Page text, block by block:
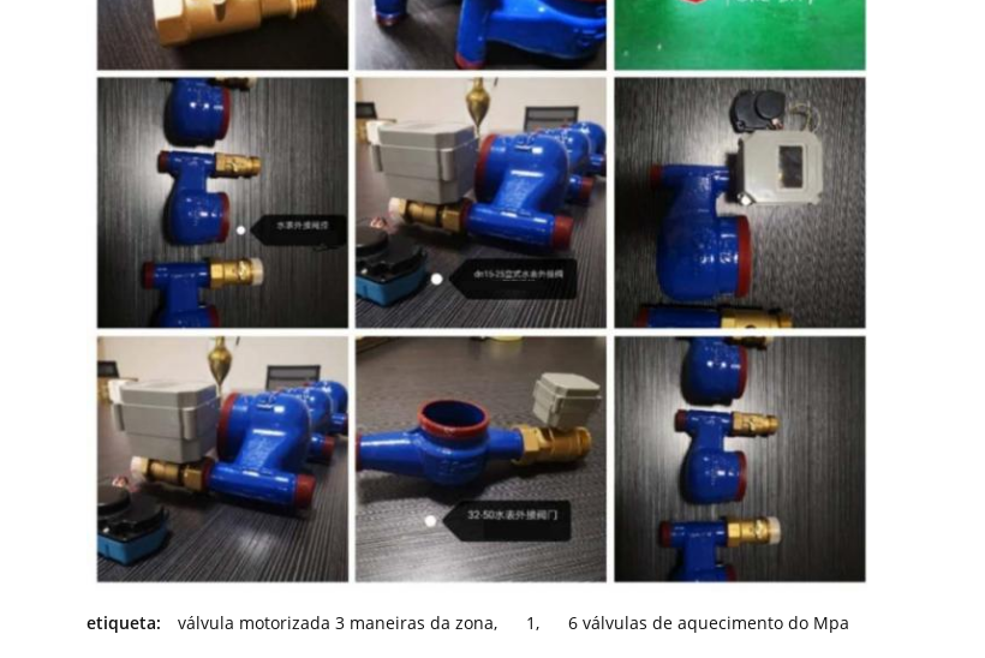
etiqueta: válvula motorizada 3 maneiras da zona, 1, 6 válvulas de aquecimento do Mpa